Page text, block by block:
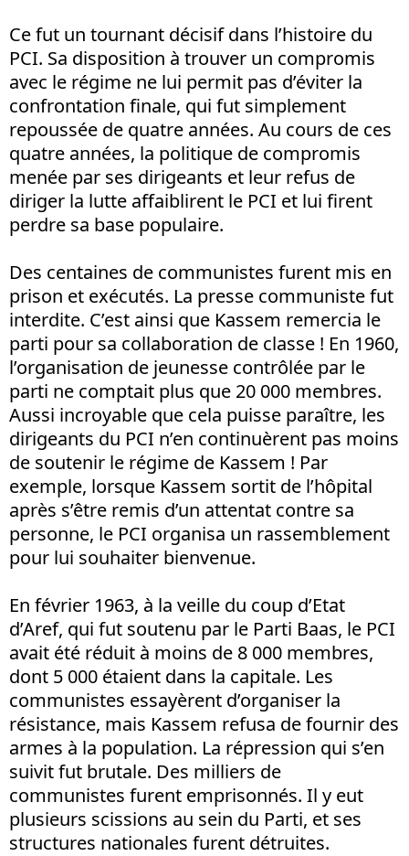
Ce fut un tournant décisif dans l’histoire du
PCI. Sa disposition à trouver un compromis
avec le régime ne lui permit pas d’éviter la
confrontation finale, qui fut simplement
repoussée de quatre années. Au cours de ces
quatre années, la politique de compromis
menée par ses dirigeants et leur refus de
diriger la lutte affaiblirent le PCI et lui firent
perdre sa base populaire.
Des centaines de communistes furent mis en
prison et exécutés. La presse communiste fut
interdite. C’est ainsi que Kassem remercia le
parti pour sa collaboration de classe ! En 1960,
l’organisation de jeunesse contrôlée par le
parti ne comptait plus que 20 000 membres.
Aussi incroyable que cela puisse paraître, les
dirigeants du PCI n’en continuèrent pas moins
de soutenir le régime de Kassem ! Par
exemple, lorsque Kassem sortit de l’hôpital
après s’être remis d’un attentat contre sa
personne, le PCI organisa un rassemblement
pour lui souhaiter bienvenue.
En février 1963, à la veille du coup d’Etat
d’Aref, qui fut soutenu par le Parti Baas, le PCI
avait été réduit à moins de 8 000 membres,
dont 5 000 étaient dans la capitale. Les
communistes essayèrent d’organiser la
résistance, mais Kassem refusa de fournir des
armes à la population. La répression qui s’en
suivit fut brutale. Des milliers de
communistes furent emprisonnés. Il y eut
plusieurs scissions au sein du Parti, et ses
structures nationales furent détruites.